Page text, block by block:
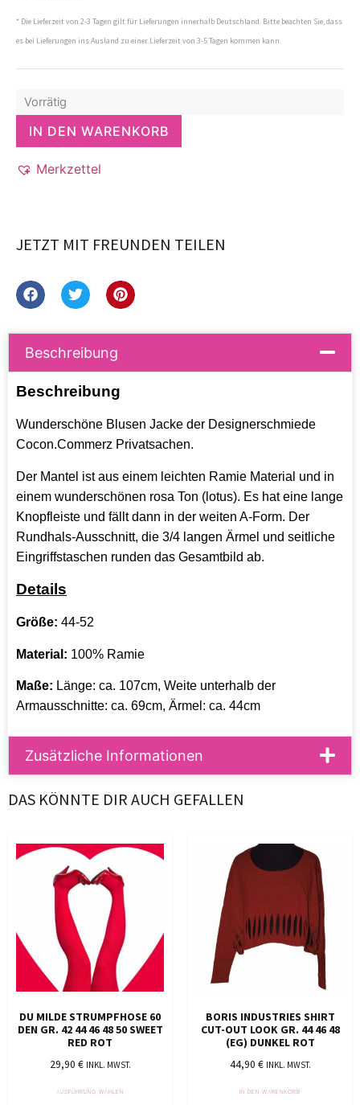
* Die Lieferzeit von 2-3 Tagen gilt für Lieferungen innerhalb Deutschland. Bitte beachten Sie, dass
es bei Lieferungen ins Ausland zu einer Lieferzeit von 3-5 Tagen kommen kann.
Vorrätig
IN DEN WARENKORB
Merkzettel
JETZT MIT FREUNDEN TEILEN
Beschreibung
Beschreibung
Wunderschöne Blusen Jacke der Designerschmiede
Cocon.Commerz Privatsachen.
Der Mantel ist aus einem leichten Ramie Material und in
einem wunderschönen rosa Ton (lotus). Es hat eine lange
Knopfleiste und fällt dann in der weiten A-Form. Der
Rundhals-Ausschnitt, die 3/4 langen Ärmel und seitliche
Eingriffstaschen runden das Gesamtbild ab.
Details
Größe: 44-52
Material: 100% Ramie
Maße: Länge: ca. 107cm, Weite unterhalb der
Armausschnitte: ca. 69cm, Ärmel: ca. 44cm
Zusätzliche Informationen
DAS KÖNNTE DIR AUCH GEFALLEN
DU MILDE STRUMPFHOSE 60
DEN GR. 42 44 46 48 50 SWEET
RED ROT
29,90 € INKL. MWST.
AUSFÜHRUNG WÄHLEN
BORIS INDUSTRIES SHIRT
CUT-OUT LOOK GR. 44 46 48
(EG) DUNKEL ROT
44,90 € INKL. MWST.
IN DEN WARENKORB